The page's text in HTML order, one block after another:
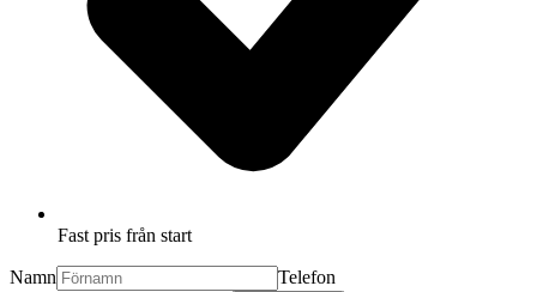
Fast pris från start
Namn Telefon